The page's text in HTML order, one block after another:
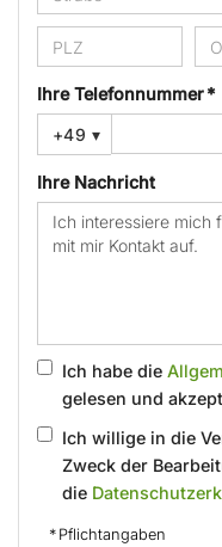
Ihre Telefonnummer *
+49 ▾
Ihre Nachricht
Ich habe die
gelesen und
Ich willige in die
Zweck der
die
* Pflichtangaben